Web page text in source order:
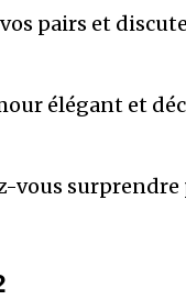
vos pairs et
élégant et
vous